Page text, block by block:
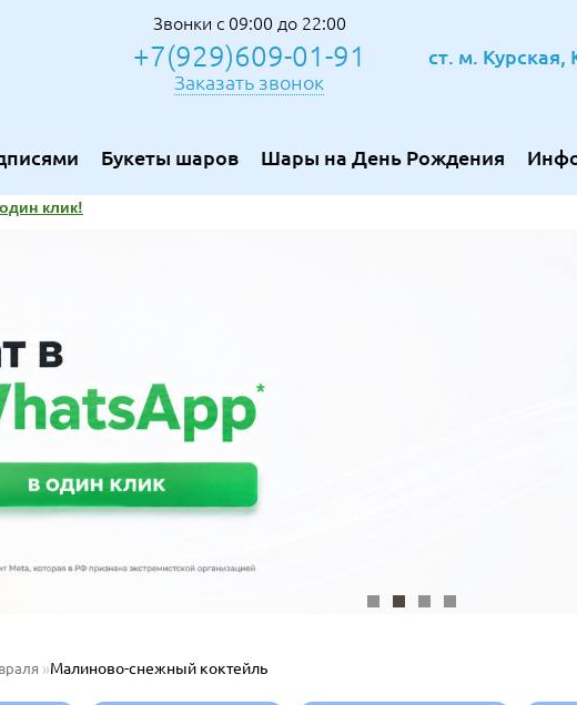
Звонки с 09:00 до 22:00
+7(929)609-01-91
Заказать звонок
ст. м.
Букеты шаров Шары на День Рождения
клик!
Малиново-снежный коктейль